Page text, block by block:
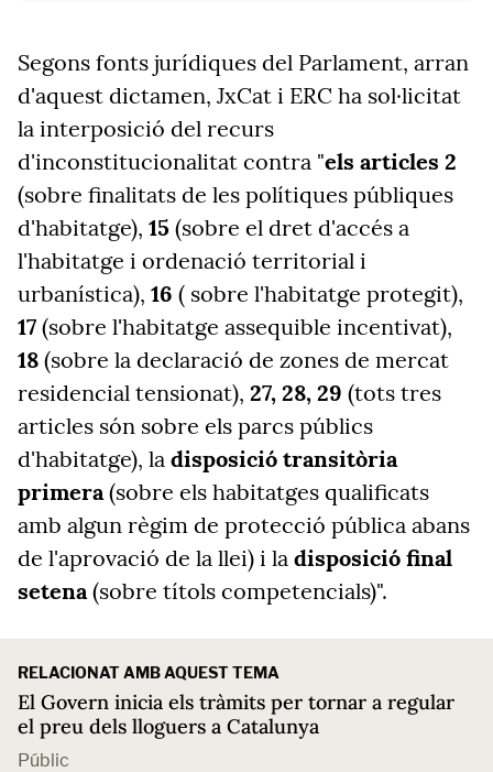
Segons fonts jurídiques del Parlament, arran
d'aquest dictamen, JxCat i ERC ha sol·licitat
la interposició del recurs
d'inconstitucionalitat contra "els articles 2
(sobre finalitats de les polítiques públiques
d'habitatge), 15 (sobre el dret d'accés a
l'habitatge i ordenació territorial i
urbanística), 16 ( sobre l'habitatge protegit),
17 (sobre l'habitatge assequible incentivat),
18 (sobre la declaració de zones de mercat
residencial tensionat), 27, 28, 29 (tots tres
articles són sobre els parcs públics
d'habitatge), la disposició transitòria
primera(sobre els habitatges qualificats
amb algun règim de protecció pública abans
de l'aprovació de la llei) i la disposició final
setena(sobre títols competencials)".
RELACIONAT AMB AQUEST TEMA
El Govern inicia els tràmits per tornar a regular
el preu dels lloguers a Catalunya
Públic